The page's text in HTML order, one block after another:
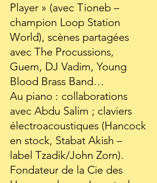
Player » (avec Tioneb –
champion Loop Station
World), scènes partagées
avec The Procussions,
Guem, DJ Vadim, Young
Blood Brass Band…
Au piano : collaborations
avec Abdu Salim ; claviers
électroacoustiques (Hancock
en stock, Stabat Akish –
label Tzadik/John Zorn).
Fondateur de la Cie des